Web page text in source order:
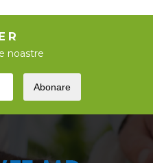
noastre